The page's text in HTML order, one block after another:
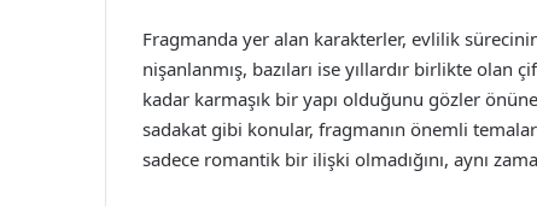
Fragmanda yer alan karakterler, evlilik
nişanlanmış, bazıları ise yıllardır birlikte olan
kadar karmaşık bir yapı olduğunu gözler
sadakat gibi konular, fragmanın önemli
sadece romantik bir ilişki olmadığını, aynı